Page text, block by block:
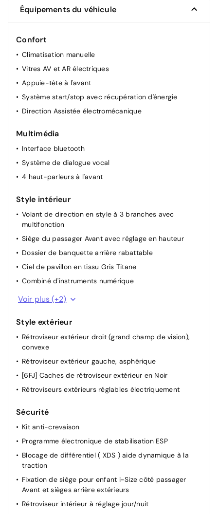
Équipements du véhicule
Confort
Climatisation manuelle
Vitres AV et AR électriques
Appuie-tête à l'avant
Système start/stop avec récupération d'énergie
Direction Assistée électromécanique
Multimédia
Interface bluetooth
Système de dialogue vocal
4 haut-parleurs à l'avant
Style intérieur
Volant de direction en style à 3 branches avec
multifonction
Siège du passager Avant avec réglage en hauteur
Dossier de banquette arrière rabattable
Ciel de pavillon en tissu Gris Titane
Combiné d'instruments numérique
Sellerie Tissu Delta
Voir plus (+2)
Style extérieur
Rétroviseur extérieur droit (grand champ de vision),
convexe
Rétroviseur extérieur gauche, asphérique
[6FJ] Caches de rétroviseur extérieur en Noir
Rétroviseurs extérieurs réglables électriquement
Sécurité
Kit anti-crevaison
Programme électronique de stabilisation ESP
Blocage de différentiel ( XDS ) aide dynamique à la
traction
Fixation de siège pour enfant i-Size côté passager
Avant et sièges arrière extérieurs
Rétroviseur intérieur à réglage jour/nuit